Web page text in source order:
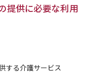
提供に必要な利用
する介護サービス